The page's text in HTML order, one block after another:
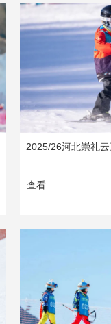
2025/26河北崇礼
查看